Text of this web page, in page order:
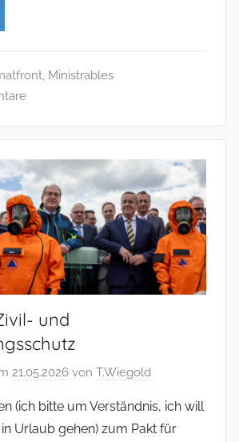
, Ministrables
und
21.05.2026 von T.Wiegold
(ich bitte um Verständnis, ich will
Urlaub gehen) zum Pakt für